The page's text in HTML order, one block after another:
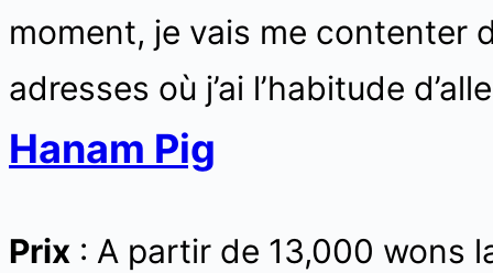
moment, je vais me contenter
adresses où j’ai l’habitude
Hanam Pig
Prix : A partir de 13,000 wons